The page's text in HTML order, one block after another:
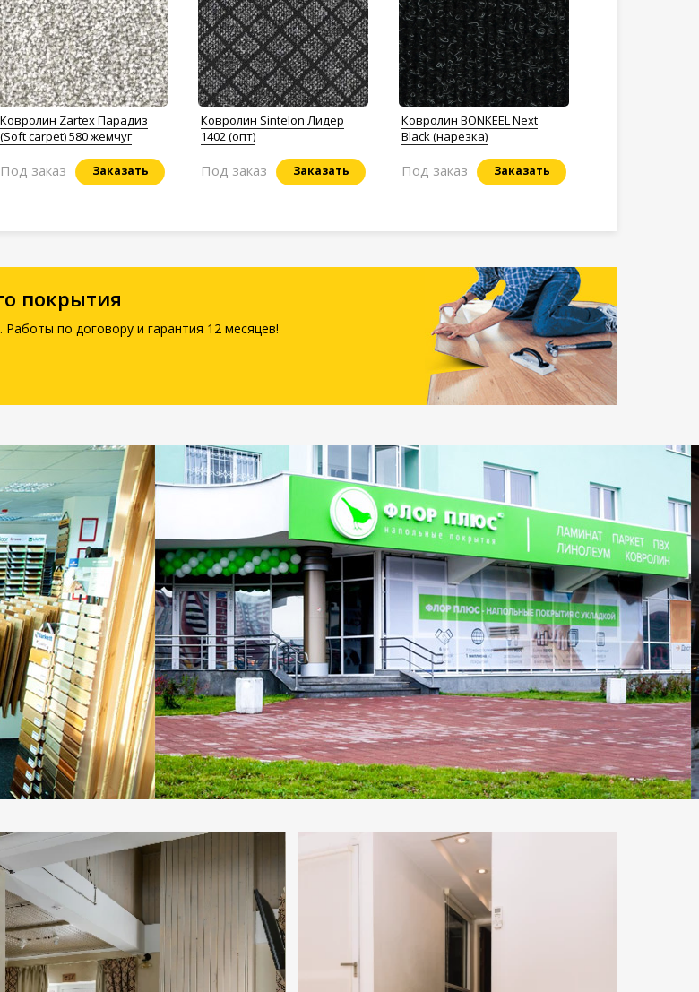
Ковролин Zartex Парадиз
(Soft carpet) 580 жемчуг
Заказать
Под заказ
Ковролин Sintelon Лидер
1402 (опт)
Заказать
Под заказ
Ковролин BONKEEL Next
Black (нарезка)
Заказать
Под заказ
покрытия
по договору и гарантия 12 месяцев!